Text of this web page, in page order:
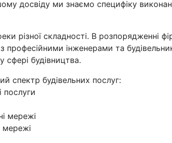
досвіду ми знаємо специфіку
різної складності. В розпорядженні
з професійними інженерами та
сфері будівництва.
спектр будівельних послуг:
послуги
мережі
мережі